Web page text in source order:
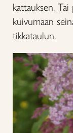
kattauksen.
kuivumaan
tikkataulun.